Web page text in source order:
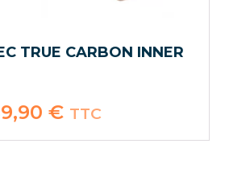
TRUE CARBON INNER
€ TTC